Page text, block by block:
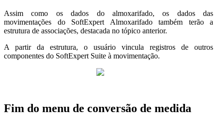
Assim como os dados do almoxarifado, os dados das
movimentações do SoftExpert Almoxarifado também terão a
estrutura de associações, destacada no tópico anterior.
A partir da estrutura, o usuário vincula registros de outros
componentes do SoftExpert Suite à movimentação.
Fim do menu de conversão de medida